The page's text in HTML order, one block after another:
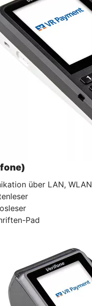
über LAN, WLAN
Pad